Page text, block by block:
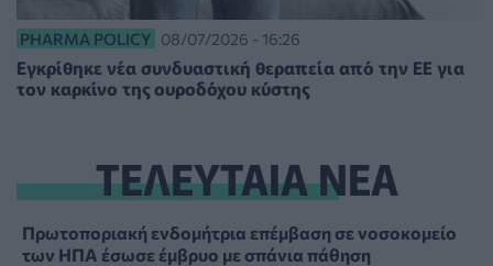
PHARMA POLICY 08/07/2026 - 16:26
Εγκρίθηκε νέα συνδυαστική θεραπεία από την ΕΕ για
τον καρκίνο της ουροδόχου κύστης
ΤΕΛΕΥΤΑΙΑ ΝΕΑ
Πρωτοποριακή ενδομήτρια επέμβαση σε νοσοκομείο
των ΗΠΑ έσωσε έμβρυο με σπάνια πάθηση